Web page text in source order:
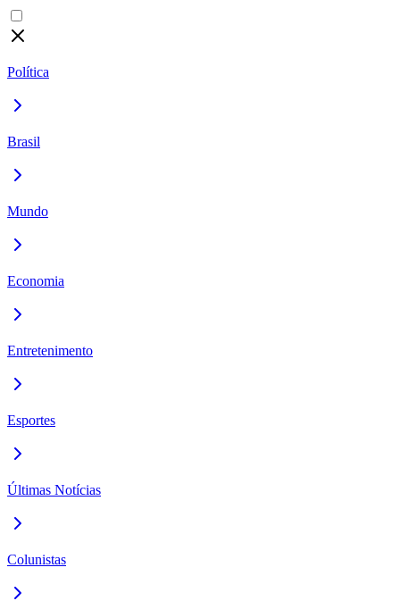
Política
Brasil
Mundo
Economia
Entretenimento
Esportes
Últimas Notícias
Colunistas